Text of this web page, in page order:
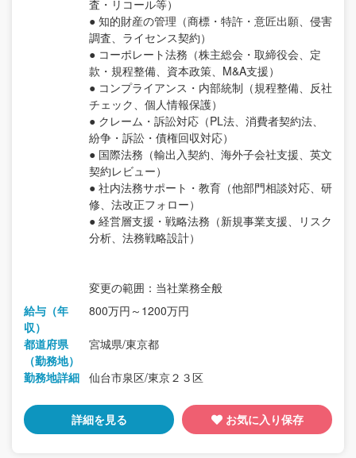
査・リコール等）
● 知的財産の管理（商標・特許・意匠出願、侵害
調査、ライセンス契約）
● コーポレート法務（株主総会・取締役会、定
款・規程整備、資本政策、M&A支援）
● コンプライアンス・内部統制（規程整備、反社
チェック、個人情報保護）
● クレーム・訴訟対応（PL法、消費者契約法、
紛争・訴訟・債権回収対応）
● 国際法務（輸出入契約、海外子会社支援、英文
契約レビュー）
● 社内法務サポート・教育（他部門相談対応、研
修、法改正フォロー）
● 経営層支援・戦略法務（新規事業支援、リスク
分析、法務戦略設計）
変更の範囲：当社業務全般
給与（年
収）
800万円～1200万円
都道府県
（勤務地）
宮城県/東京都
勤務地詳細 仙台市泉区/東京２３区
詳細を見る お気に入り保存